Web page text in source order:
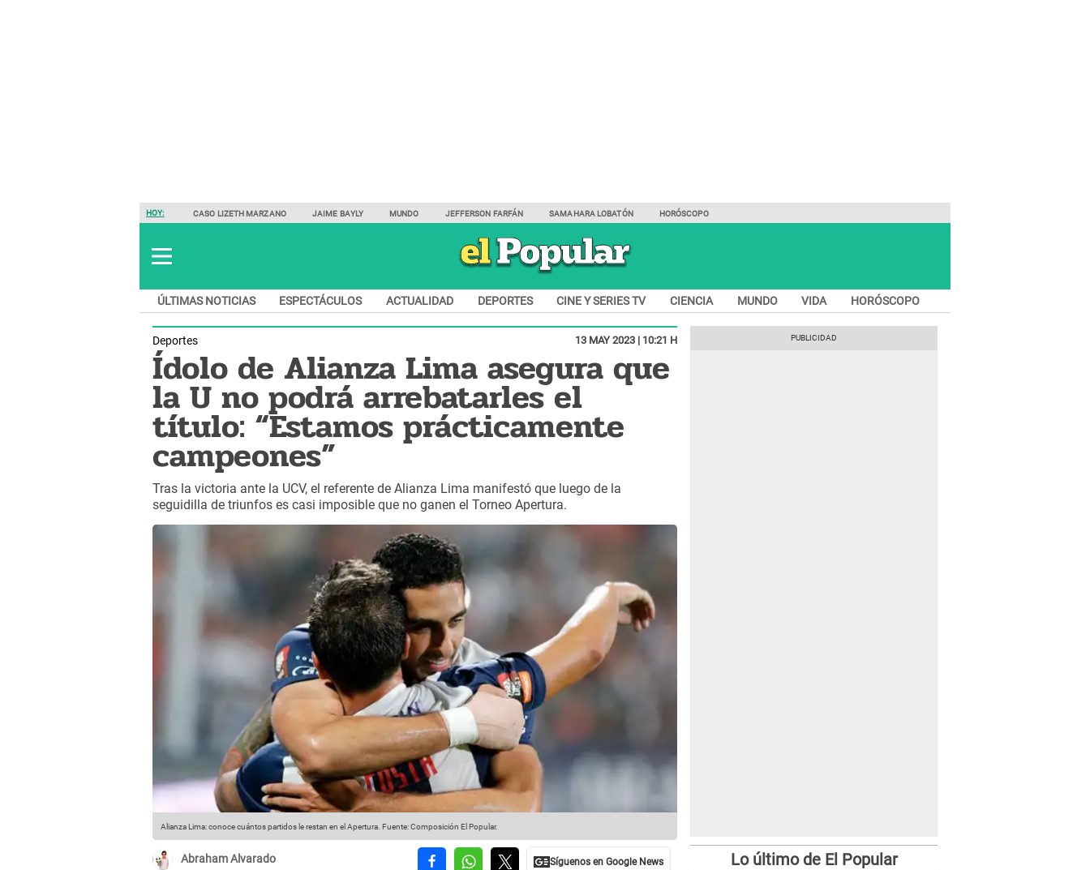
HOY: CASO LIZETH MARZANO JAIME BAYLY MUNDO JEFFERSON FARFÁN SAMAHARA LOBATÓN HORÓSCOPO
ÚLTIMAS NOTICIAS ESPECTÁCULOS ACTUALIDAD DEPORTES CINE Y SERIES TV CIENCIA MUNDO VIDA HORÓSCOPO
Deportes 13 MAY 2023 | 10:21 H
Ídolo de Alianza Lima asegura que
la U no podrá arrebatarles el
título: “Estamos prácticamente
campeones”
Tras la victoria ante la UCV, el referente de Alianza Lima manifestó que luego de la
seguidilla de triunfos es casi imposible que no ganen el Torneo Apertura.
Alianza Lima: conoce cuántos partidos le restan en el Apertura. Fuente: Composición El Popular.
Abraham Alvarado Lo último de El Popular